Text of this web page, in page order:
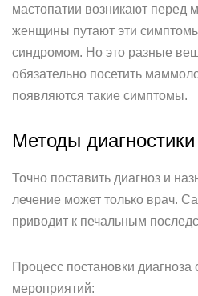
мастопатии возникают перед
женщины путают эти
синдромом. Но это разные
обязательно посетить
появляются такие симптомы.
Методы
Точно поставить диагноз и
лечение может только врач.
приводит к печальным
Процесс постановки диагноза
мероприятий: